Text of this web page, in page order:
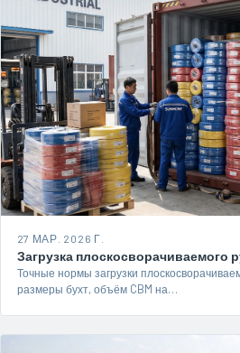
27 МАР. 2026 Г.
Загрузка плоскосворачиваемого
Точные нормы загрузки
размеры бухт, объём CBM на…